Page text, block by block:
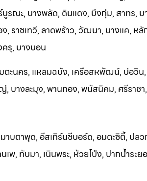
รณะ, บางพลัด, ดินแดง, บึงกุ่ม, สาทร, บ
, ราชเทวี, ลาดพร้าว, วัฒนา, บางแค, ห
รุ, บางบอน
ตะนคร, แหลมฉบัง, เครือสหพัฒน์, บ่อวิน
บางละมุง, พานทอง, พนัสนิคม, ศรีราชา
าบตาพุด, อีสเทิร์นซีบอร์ด, อมตะซิตี้, ป
เพ, ทับมา, เนินพระ, ห้วยโปง, ปากน้ำระย